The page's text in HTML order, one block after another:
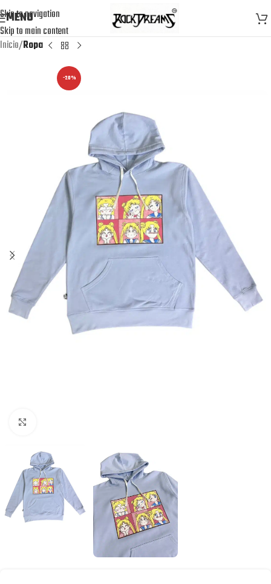
Skip to navigation
Skip to main content
MENU
Inicio Ropa
-20%